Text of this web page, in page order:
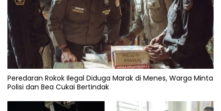
Peredaran Rokok Ilegal Diduga Marak di Menes, Warga Minta
Polisi dan Bea Cukai Bertindak